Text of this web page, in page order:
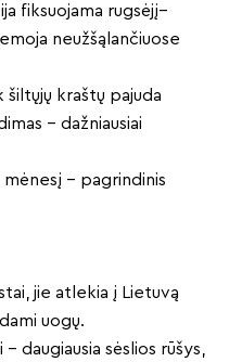
fiksuojama rugsėjį–
neužšąlančiuose
šiltųjų kraštų pajuda
– dažniausiai
– pagrindinis
jie atlekia į Lietuvą
uogų.
daugiausia sėslios rūšys,